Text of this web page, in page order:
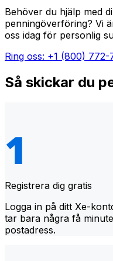
Behöver du hjälp med
penningöverföring? Vi
oss idag för personlig
Ring oss: +1 (800) 772-
Så skickar du
Registrera dig gratis
Logga in på ditt Xe-
tar bara några få
postadress.